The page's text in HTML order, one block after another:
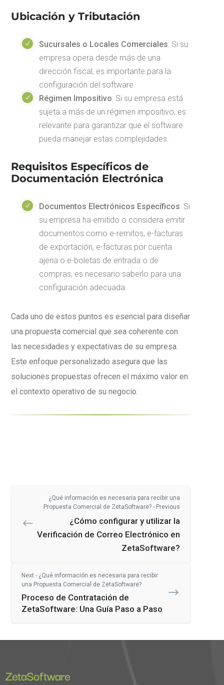
Ubicación y Tributación
Sucursales o Locales Comerciales: Si su
empresa opera desde más de una
dirección fiscal, es importante para la
configuración del software.
Régimen Impositivo: Si su empresa está
sujeta a más de un régimen impositivo, es
relevante para garantizar que el software
pueda manejar estas complejidades.
Requisitos Específicos de
Documentación Electrónica
Documentos Electrónicos Específicos: Si
su empresa ha emitido o considera emitir
documentos como e-remitos, e-facturas
de exportación, e-facturas por cuenta
ajena o e-boletas de entrada o de
compras, es necesario saberlo para una
configuración adecuada.
Cada uno de estos puntos es esencial para diseñar
una propuesta comercial que sea coherente con
las necesidades y expectativas de su empresa.
Este enfoque personalizado asegura que las
soluciones propuestas ofrecen el máximo valor en
el contexto operativo de su negocio.
¿Qué información es necesaria para recibir una
Propuesta Comercial de ZetaSoftware? - Previous
¿Cómo configurar y utilizar la
Verificación de Correo Electrónico en
ZetaSoftware?
Next - ¿Qué información es necesaria para recibir
una Propuesta Comercial de ZetaSoftware?
Proceso de Contratación de
ZetaSoftware: Una Guía Paso a Paso
ZetaSoftware